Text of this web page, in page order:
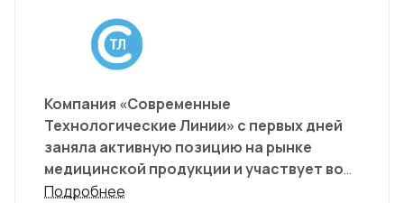
Компания «Современные
Технологические Линии» с первых дней
заняла активную позицию на рынке
медицинской продукции и участвует во
всех специализированных выставках как
Подробнее